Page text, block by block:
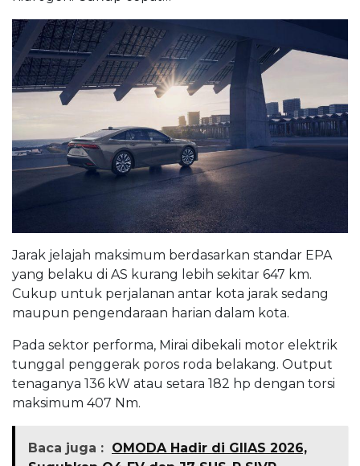
Jarak jelajah maksimum berdasarkan standar EPA
yang belaku di AS kurang lebih sekitar 647 km.
Cukup untuk perjalanan antar kota jarak sedang
maupun pengendaraan harian dalam kota.
Pada sektor performa, Mirai dibekali motor elektrik
tunggal penggerak poros roda belakang. Output
tenaganya 136 kW atau setara 182 hp dengan torsi
maksimum 407 Nm.
Baca juga : OMODA Hadir di GIIAS 2026,